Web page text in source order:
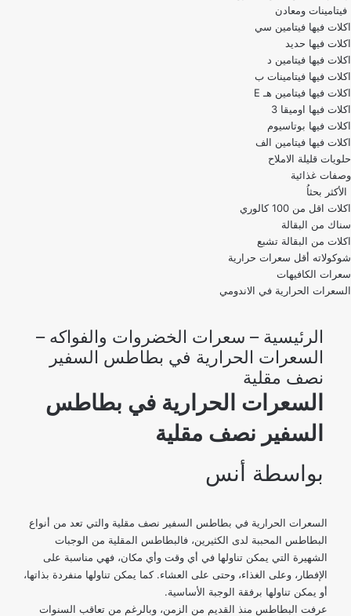
فيتامينات ومعادن
اكلات فيها فيتامين سي
اكلات فيها حديد
اكلات فيها فيتامين د
اكلات فيها فيتامينات ب
اكلات فيها فيتامين هـ E
اكلات فيها اوميقا 3
اكلات فيها بوتاسيوم
اكلات فيها فيتامين الف
حلويات قليلة الاملاح
وصفات غذائية
الأكثر بحثاُ
اكلات اقل من 100 كالوري
اكلات من البقالة تشبع
شوكولاته أقل سعرات حرارية
سعرات الكافيهات
السعرات الحرارية في الاندومي
الرئيسية – سعرات الخضروات والفواكه –
السعرات الحرارية في بطاطس السفير
نصف مقلية
السعرات الحرارية في بطاطس
السفير نصف مقلية
بواسطة أنس
السعرات الحرارية في بطاطس السفير نصف مقلية والتي تعد من أنواع
البطاطس المحببة لدى الكثيرين، فالبطاطس المقلية من الوجبات
الشهيرة التي يمكن تناولها في أي وقت وأي مكان، فهي مناسبة على
الإفطار، وعلى الغذاء، وحتى على العشاء. كما يمكن تناولها منفردة بذاتها،
أو يمكن تناولها برفقة الوجبة الأساسية.
عرفت البطاطس منذ القديم من الزمن، وبالرغم من تعاقب السنوات